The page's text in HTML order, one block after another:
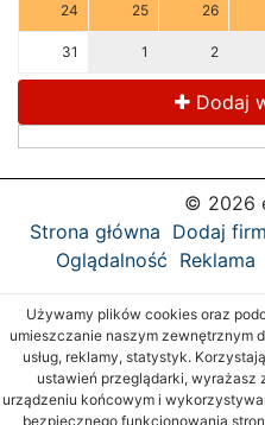
24 25 26
31 1 2
Dodaj
© 2026
Strona główna Dodaj
Oglądalność Reklama
Używamy plików cookies oraz
umieszczanie naszym zewnętrznym
usług, reklamy, statystyk.
ustawień przeglądarki, wyrażasz
urządzeniu końcowym i
bezpiecznego funkcjonowania